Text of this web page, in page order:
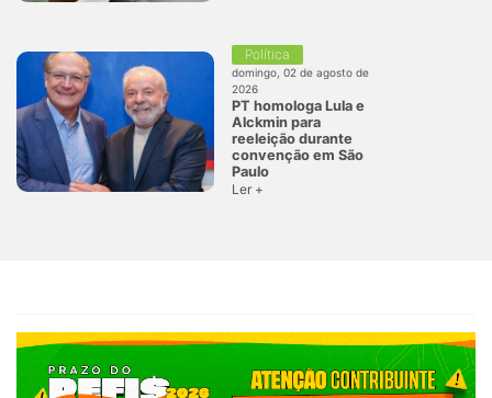
Política
domingo, 02 de agosto de
2026
PT homologa Lula e
Alckmin para
reeleição durante
convenção em São
Paulo
Ler +